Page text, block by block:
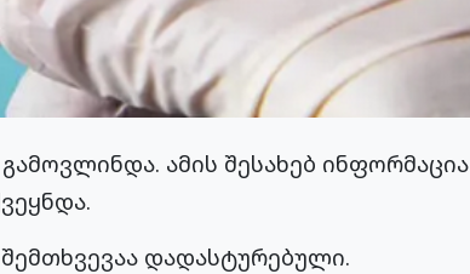
ამის შესახებ ინფორმაცია
დადასტურებული.